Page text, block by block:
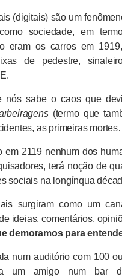
(digitais) são um
sociedade, em
eram os carros em
de pedestre,
nós sabe o caos que
(termo que
as primeiras
em 2119 nenhum dos
terá noção de
sociais na longínqua
surgiram como um
ideias, comentários,
demoramos para
num auditório com 100
um amigo num bar